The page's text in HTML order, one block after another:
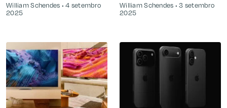
William Schendes
4 setembro
2025
William Schendes
3 setembro
2025